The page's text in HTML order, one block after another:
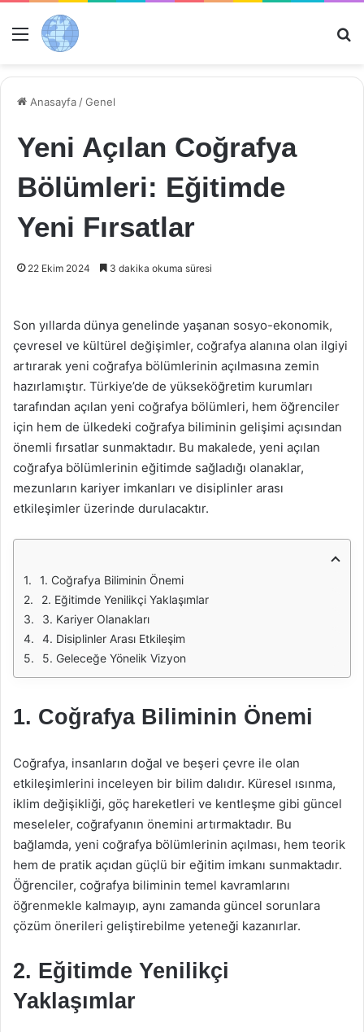
Menü
Anasayfa /Genel
Yeni Açılan Coğrafya
Bölümleri: Eğitimde
Yeni Fırsatlar
22 Ekim 2024 3 dakika okuma süresi
Son yıllarda dünya genelinde yaşanan sosyo-ekonomik,
çevresel ve kültürel değişimler, coğrafya alanına olan ilgiyi
artırarak yeni coğrafya bölümlerinin açılmasına zemin
hazırlamıştır. Türkiye’de de yükseköğretim kurumları
tarafından açılan yeni coğrafya bölümleri, hem öğrenciler
için hem de ülkedeki coğrafya biliminin gelişimi açısından
önemli fırsatlar sunmaktadır. Bu makalede, yeni açılan
coğrafya bölümlerinin eğitimde sağladığı olanaklar,
mezunların kariyer imkanları ve disiplinler arası
etkileşimler üzerinde durulacaktır.
1. Coğrafya Biliminin Önemi
2. Eğitimde Yenilikçi Yaklaşımlar
3. Kariyer Olanakları
4. Disiplinler Arası Etkileşim
5. Geleceğe Yönelik Vizyon
1. Coğrafya Biliminin Önemi
Coğrafya, insanların doğal ve beşeri çevre ile olan
etkileşimlerini inceleyen bir bilim dalıdır. Küresel ısınma,
iklim değişikliği, göç hareketleri ve kentleşme gibi güncel
meseleler, coğrafyanın önemini artırmaktadır. Bu
bağlamda, yeni coğrafya bölümlerinin açılması, hem teorik
hem de pratik açıdan güçlü bir eğitim imkanı sunmaktadır.
Öğrenciler, coğrafya biliminin temel kavramlarını
öğrenmekle kalmayıp, aynı zamanda güncel sorunlara
çözüm önerileri geliştirebilme yeteneği kazanırlar.
2. Eğitimde Yenilikçi
Yaklaşımlar